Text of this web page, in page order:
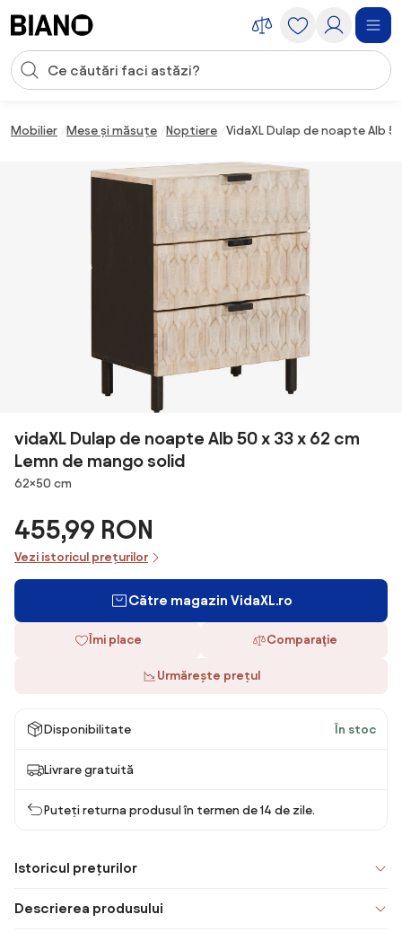
Introducerea căutării
Mobilier Mese și măsuțe Noptiere VidaXL Dulap de noapte Alb
vidaXL Dulap de noapte Alb 50 x 33 x 62 cm
Lemn de mango solid
Dimensiuni
62×50 cm
455,99 RON
Vezi istoricul prețurilor
Către magazin VidaXL.ro
Îmi place Comparaţie
Urmărește prețul
Disponibilitate În stoc
Livrare gratuită
Puteți returna produsul în termen de 14 de zile.
Istoricul prețurilor
Descrierea produsului